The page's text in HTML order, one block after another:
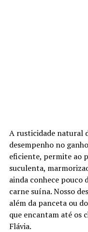
A rusticidade natural
desempenho no
eficiente, permite ao
suculenta,
ainda conhece pouco
carne suína. Nosso
além da panceta ou
que encantam até os
Flávia.